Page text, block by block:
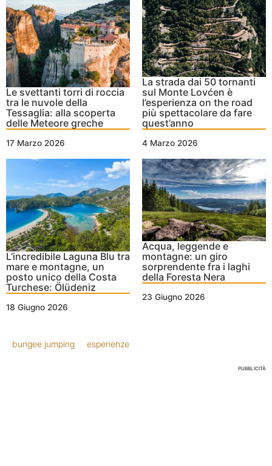
Le svettanti torri di roccia
tra le nuvole della
Tessaglia: alla scoperta
delle Meteore greche
17 Marzo 2026
La strada dai 50 tornanti
sul Monte Lovćen è
l’esperienza on the road
più spettacolare da fare
quest’anno
4 Marzo 2026
L’incredibile Laguna Blu tra
mare e montagne, un
posto unico della Costa
Turchese: Ölüdeniz
18 Giugno 2026
Acqua, leggende e
montagne: un giro
sorprendente fra i laghi
della Foresta Nera
23 Giugno 2026
bungee jumping esperienze
PUBBLICITÀ